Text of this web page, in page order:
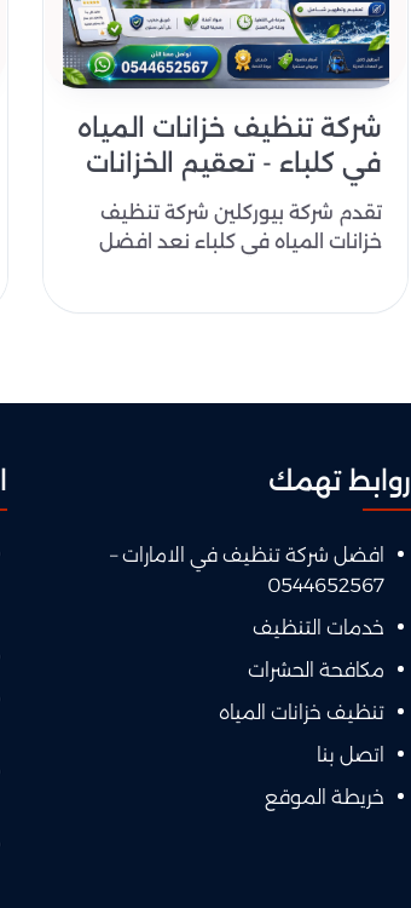
شركة تنظيف خزانات المياه
في كلباء - تعقيم الخزانات
تقدم شركة بيوركلين شركة تنظيف
خزانات المياه في كلباء نعد افضل
روابط تهمك
افضل شركة تنظيف في الامارات –
0544652567
خدمات التنظيف
مكافحة الحشرات
تنظيف خزانات المياه
اتصل بنا
خريطة الموقع